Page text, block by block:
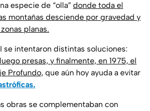
especie de “olla” donde toda el
montañas desciende por gravedad y
planas.
se intentaron distintas soluciones:
presas, y finalmente, en 1975, el
Profundo, que aún hoy ayuda a evitar
obras se complementaban con